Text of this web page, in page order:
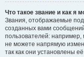
Что такое звание и как я
Звания, отображаемые
созданных вами
пользователей:
не можете напрямую
так как они установлены